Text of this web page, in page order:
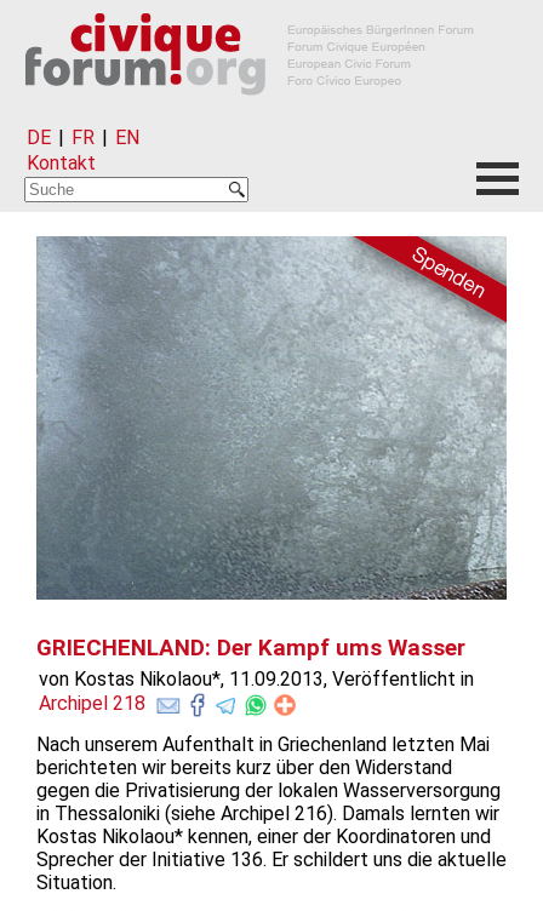
DE | FR | EN
Kontakt
GRIECHENLAND: Der Kampf ums Wasser
von Kostas Nikolaou*, 11.09.2013, Veröffentlicht in
Archipel 218
Nach unserem Aufenthalt in Griechenland letzten Mai
berichteten wir bereits kurz über den Widerstand
gegen die Privatisierung der lokalen Wasserversorgung
in Thessaloniki (siehe Archipel 216). Damals lernten wir
Kostas Nikolaou* kennen, einer der Koordinatoren und
Sprecher der Initiative 136. Er schildert uns die aktuelle
Situation.